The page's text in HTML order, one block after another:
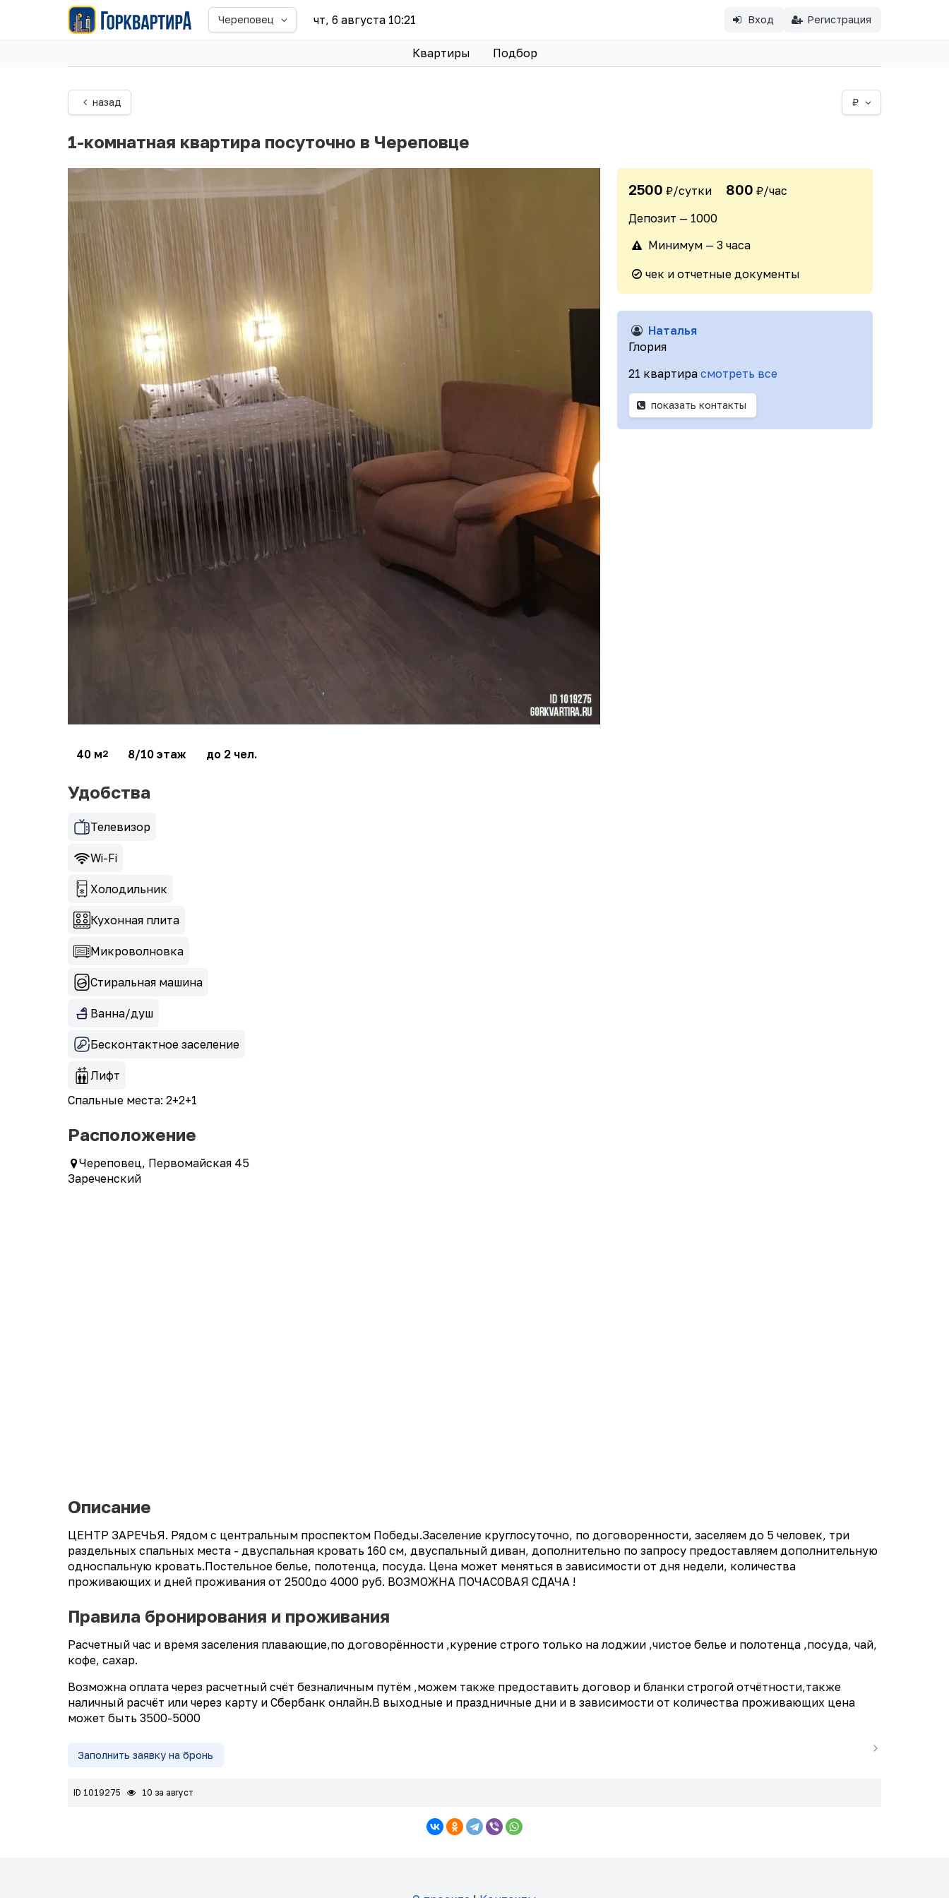
Череповец чт, 6 августа 10:21 Вход Регистрация
Квартиры Подбор
назад ₽
1-комнатная квартира посуточно в Череповце
40 м2 8/10 этаж до 2 чел.
2500 ₽/сутки 800 ₽/час
Депозит — 1000
Минимум — 3 часа
чек и отчетные документы
Наталья
Глория
21 квартира смотреть все
показать контакты
Удобства
Телевизор
Wi-Fi
Холодильник
Кухонная плита
Микроволновка
Стиральная машина
Ванна/душ
Бесконтактное заселение
Лифт
Спальные места: 2+2+1
Расположение
Череповец, Первомайская 45
Зареченский
Описание
ЦЕНТР ЗАРЕЧЬЯ. Рядом с центральным проспектом Победы.Заселение круглосуточно, по договоренности, заселяем до 5 человек, три
раздельных спальных места - двуспальная кровать 160 см, двуспальный диван, дополнительно по запросу предоставляем дополнительную
односпальную кровать.Постельное белье, полотенца, посуда. Цена может меняться в зависимости от дня недели, количества
проживающих и дней проживания от 2500до 4000 руб. ВОЗМОЖНА ПОЧАСОВАЯ СДАЧА !
Правила бронирования и проживания
Расчетный час и время заселения плавающие,по договорённости ,курение строго только на лоджии ,чистое белье и полотенца ,посуда, чай,
кофе, сахар.
Возможна оплата через расчетный счёт безналичным путём ,можем также предоставить договор и бланки строгой отчётности,также
наличный расчёт или через карту и Сбербанк онлайн.В выходные и праздничные дни и в зависимости от количества проживающих цена
может быть 3500-5000
Заполнить заявку на бронь
ID 1019275 10 за август